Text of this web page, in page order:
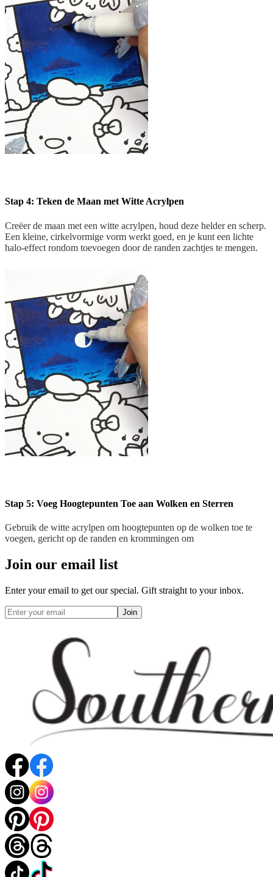
Stap 4: Teken de Maan met Witte Acrylpen
Creëer de maan met een witte acrylpen, houd deze helder en scherp.
Een kleine, cirkelvormige vorm werkt goed, en je kunt een lichte
halo-effect rondom toevoegen door de randen zachtjes te mengen.
Stap 5: Voeg Hoogtepunten Toe aan Wolken en Sterren
Gebruik de witte acrylpen om hoogtepunten op de wolken toe te
voegen, gericht op de randen en krommingen om
Join our email list
Enter your email to get our special. Gift straight to your inbox.
Join